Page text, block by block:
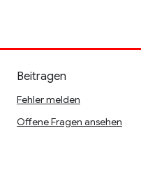
Beitragen
Fehler melden
Offene Fragen ansehen